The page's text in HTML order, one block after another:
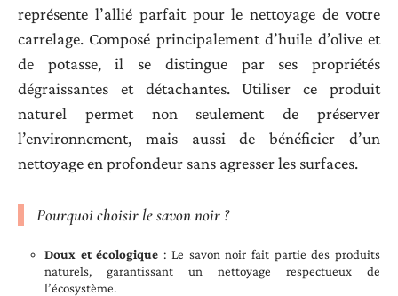
représente l’allié parfait pour le nettoyage de votre
carrelage. Composé principalement d’huile d’olive et
de potasse, il se distingue par ses propriétés
dégraissantes et détachantes. Utiliser ce produit
naturel permet non seulement de préserver
l’environnement, mais aussi de bénéficier d’un
nettoyage en profondeur sans agresser les surfaces.
Pourquoi choisir le savon noir ?
Doux et écologique : Le savon noir fait partie des produits
naturels, garantissant un nettoyage respectueux de
l’écosystème.